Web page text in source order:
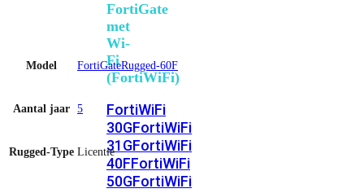
FortiGate
met
Wi-
Fi
(FortiWiFi)
FortiWiFi
30GFortiWiFi
31GFortiWiFi
40FFortiWiFi
50GFortiWiFi
Model FortiGateRugged-60F
Aantal jaar 5
Rugged-Type Licentie